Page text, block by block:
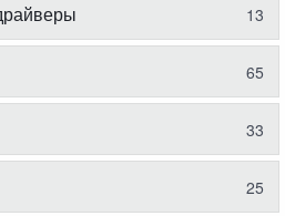
13
65
33
25